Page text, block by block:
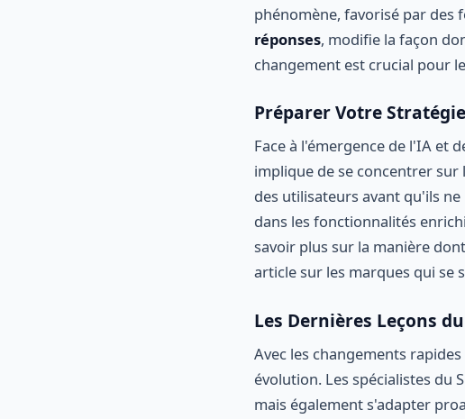
phénomène, favorisé par des
réponses, modifie la façon
changement est crucial pour
Préparer Votre Stratégie
Face à l'émergence de l'IA et
implique de se concentrer
des utilisateurs avant qu'ils
dans les fonctionnalités
savoir plus sur la manière
article sur les marques qui se
Les Dernières Leçons
Avec les changements
évolution. Les spécialistes du
mais également s'adapter